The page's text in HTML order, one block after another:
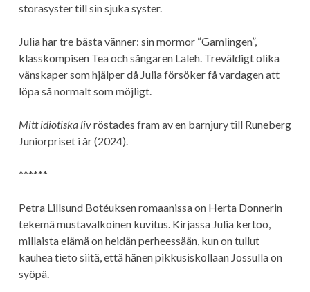
storasyster till sin sjuka syster.
Julia har tre bästa vänner: sin mormor “Gamlingen”,
klasskompisen Tea och sångaren Laleh. Treväldigt olika
vänskaper som hjälper då Julia försöker få vardagen att
löpa så normalt som möjligt.
Mitt idiotiska livröstades fram av en barnjury till Runeberg
Juniorpriset i år (2024).
******
Petra Lillsund Botéuksen romaanissa on Herta Donnerin
tekemä mustavalkoinen kuvitus. Kirjassa Julia kertoo,
millaista elämä on heidän perheessään, kun on tullut
kauhea tieto siitä, että hänen pikkusiskollaan Jossulla on
syöpä.